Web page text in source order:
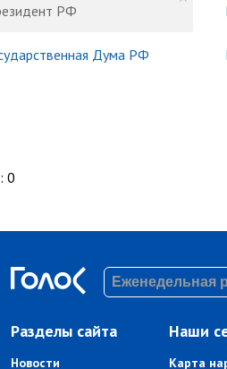
РФ
Дума РФ
: 0
Разделы сайта
Новости
Наши
Карта